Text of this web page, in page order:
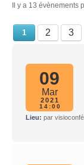
Il y a 13 évènements
1 2 3
09
Mar
2021
14:00
Lieu: par